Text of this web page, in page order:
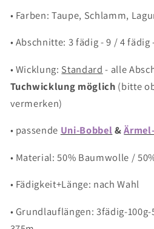
• Farben: Taupe, Schlamm,
• Abschnitte: 3 fädig - 9 / 4 fädig
• Wicklung: Standard - alle
Tuchwicklung möglich (bitte
vermerken)
• passende Uni-Bobbel&
• Material: 50% Baumwolle /
• Fädigkeit+Länge: nach Wahl
• Grundlauflängen: 3fädig-